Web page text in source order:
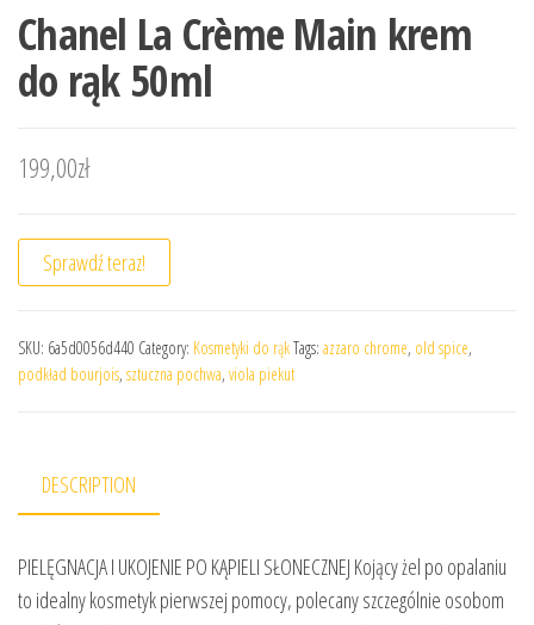
Chanel La Crème Main krem
do rąk 50ml
199,00zł
Sprawdź teraz!
SKU: 6a5d0056d440 Category: Kosmetyki do rąkTags: azzaro chrome, old spice,
podkład bourjois, sztuczna pochwa, viola piekut
DESCRIPTION
PIELĘGNACJA I UKOJENIE PO KĄPIELI SŁONECZNEJ Kojący żel po opalaniu
to idealny kosmetyk pierwszej pomocy, polecany szczególnie osobom